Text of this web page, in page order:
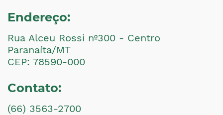
Endereço:
Rua Alceu Rossi nº300 - Centro
Paranaíta/MT
CEP: 78590-000
Contato:
(66) 3563-2700